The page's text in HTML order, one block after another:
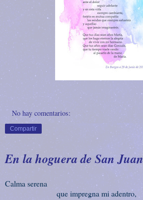
No hay comentarios:
Compartir
En la hoguera de San Juan
Calma serena
que impregna mi adentro,